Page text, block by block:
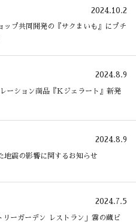
2024.10.2
ップ共同開発の『サクまいも』にプチ
2024.8.9
ション商品『Kジェラート』新発
2024.8.9
地震の影響に関するお知らせ
2024.7.5
リーガーデン レストラン」霧の蔵ビ